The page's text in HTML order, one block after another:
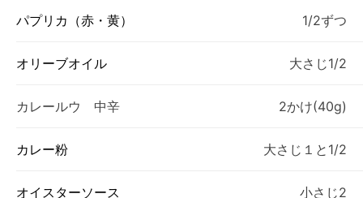
パプリカ（赤・黄） 1/2ずつ
オリーブオイル 大さじ1/2
カレールウ 中辛 2かけ(40g)
カレー粉 大さじ１と1/2
オイスターソース 小さじ2